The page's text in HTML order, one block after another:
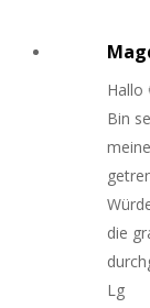
Hallo
Bin
die
Lg